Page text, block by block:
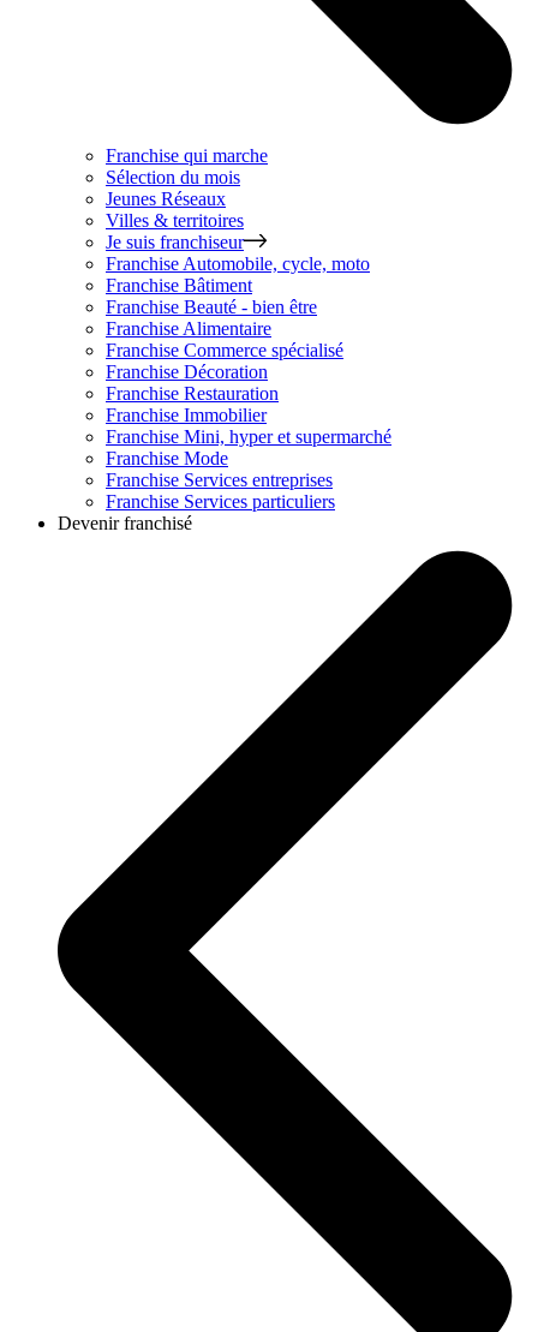
Franchise qui marche
Sélection du mois
Jeunes Réseaux
Villes & territoires
Je suis franchiseur
Franchise Automobile, cycle, moto
Franchise Bâtiment
Franchise Beauté - bien être
Franchise Alimentaire
Franchise Commerce spécialisé
Franchise Décoration
Franchise Restauration
Franchise Immobilier
Franchise Mini, hyper et supermarché
Franchise Mode
Franchise Services entreprises
Franchise Services particuliers
Devenir franchisé